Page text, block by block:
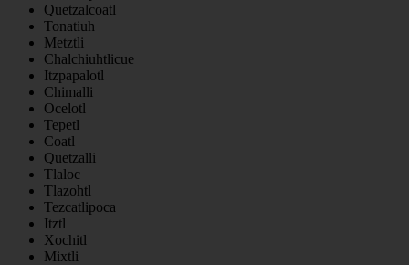
Quetzalcoatl
Tonatiuh
Metztli
Chalchiuhtlicue
Itzpapalotl
Chimalli
Ocelotl
Tepetl
Coatl
Quetzalli
Tlaloc
Tlazohtl
Tezcatlipoca
Itztl
Xochitl
Mixtli